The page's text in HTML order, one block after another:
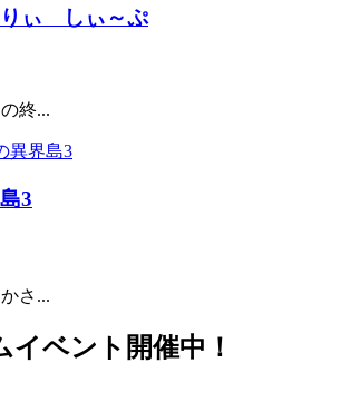
ぃ しぃ～ぷ
終...
3
さ...
イベント開催中！